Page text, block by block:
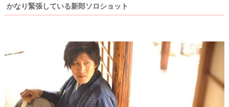
かなり緊張している新郎ソロショット
記
事
h
e
c
k
ラ
ン
グ
レ
ポ
る